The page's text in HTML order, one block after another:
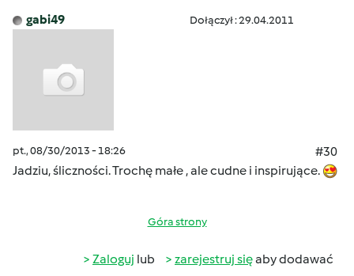
gabi49 Dołączył : 29.04.2011
pt., 08/30/2013 - 18:26
#30
Jadziu, śliczności. Trochę małe , ale cudne i inspirujące.
Góra strony
Zaloguj lub zarejestruj sięaby dodawać